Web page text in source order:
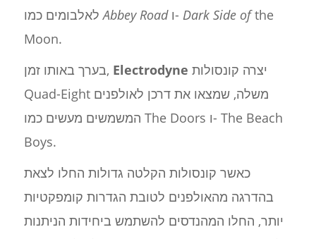
לאלבומים כמוAbbey Road ו- Dark Side ofthe
Moon.
בערך באותו זמן, Electrodyne
Quad-Eight משלה, שמצאו את דרכן לאולפנים
המשמשים מעשים כמו The Doors ו- The Beach
Boys.
כאשר קונסולות הקלטה גדולות החלו לצאת
בהדרגה מהאולפנים לטובת הגדרות קומפקטיות
יותר, החלו המהנדסים להשתמש ביחידות הניתנות